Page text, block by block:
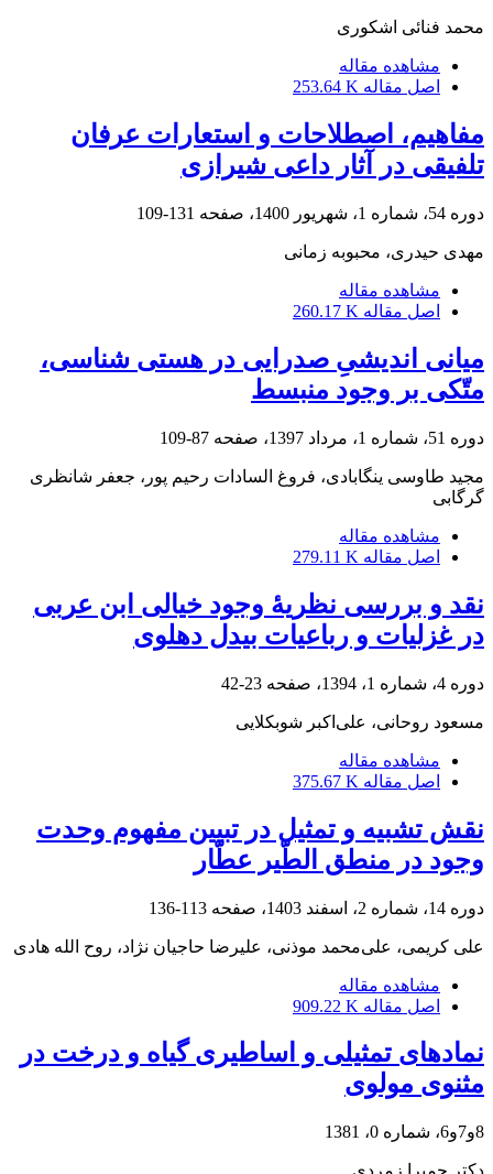
محمد فنائی اشکوری
مشاهده مقاله
اصل مقاله 253.64 K
مفاهیم، اصطلاحات و استعارات عرفان
تلفیقی در آثار داعی شیرازی
دوره 54، شماره 1، شهریور 1400، صفحه 131-109
مهدی حیدری، محبوبه زمانی
مشاهده مقاله
اصل مقاله 260.17 K
میانی اندیشیِ صدرایی در هستی شناسی،
متّکی بر وجود منبسط
دوره 51، شماره 1، مرداد 1397، صفحه 87-109
مجید طاوسی ینگابادی، فروغ السادات رحیم پور، جعفر شانظری
گرگابی
مشاهده مقاله
اصل مقاله 279.11 K
نقد و بررسی نظریۀ وجود خیالی ابن عربی
در غزلیات و رباعیات بیدل دهلوی
دوره 4، شماره 1، 1394، صفحه 23-42
مسعود روحانی، علی‌اکبر شوبکلایی
مشاهده مقاله
اصل مقاله 375.67 K
نقش تشبیه و تمثیل در تبیین مفهوم وحدت
وجود در منطق الطّیر عطّار
دوره 14، شماره 2، اسفند 1403، صفحه 113-136
علی کریمی، علی‌محمد موذنی، علیرضا حاجیان نژاد، روح الله هادی
مشاهده مقاله
اصل مقاله 909.22 K
نمادهای تمثیلی و اساطیری گیاه و درخت در
مثنوی مولوی
8و7و6، شماره 0، 1381